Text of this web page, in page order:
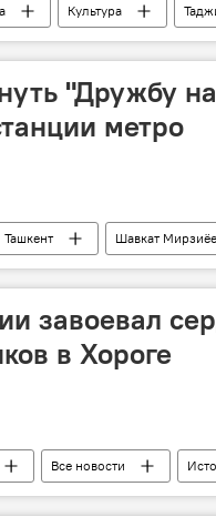
Культура
"Дружбу
метро
Ташкент Шавкат
завоевал
в Хороге
Все новости
учителя